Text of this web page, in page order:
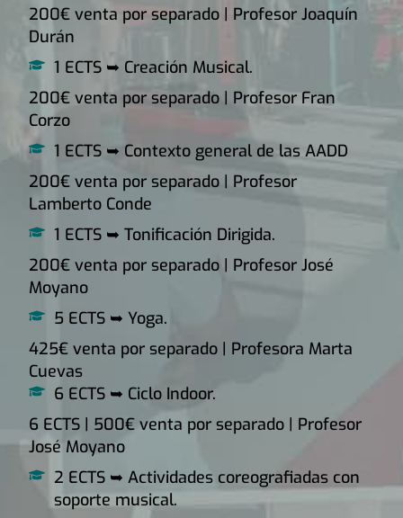
200€ venta por separado | Profesor Joaquín
Durán
1 ECTS ➥ Creación Musical.
200€ venta por separado | Profesor Fran
Corzo
1 ECTS ➥ Contexto general de las AADD
200€ venta por separado | Profesor
Lamberto Conde
1 ECTS ➥ Tonificación Dirigida.
200€ venta por separado | Profesor José
Moyano
5 ECTS ➥ Yoga.
425€ venta por separado | Profesora Marta
Cuevas
6 ECTS ➥ Ciclo Indoor.
6 ECTS | 500€ venta por separado | Profesor
José Moyano
2 ECTS ➥ Actividades coreografiadas con
soporte musical.